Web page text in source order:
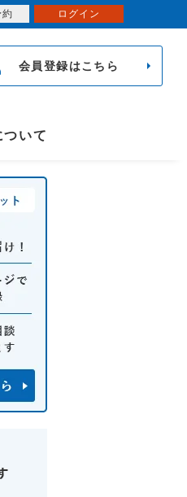
会員登録はこちら
ついて
約 ログイン